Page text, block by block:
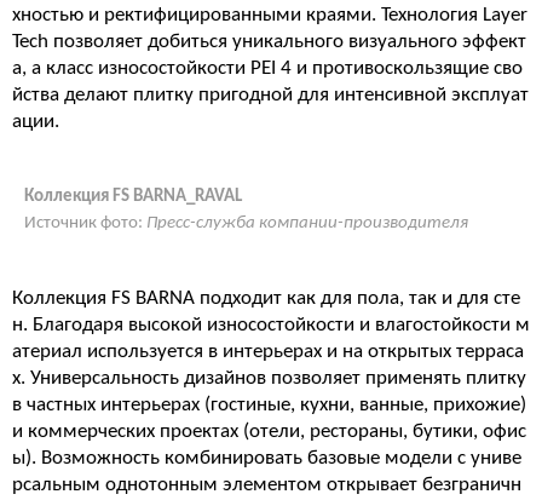
хностью и ректифицированными краями. Технология Layer
Tech позволяет добиться уникального визуального эффект
а, а класс износостойкости PEI 4 и противоскользящие сво
йства делают плитку пригодной для интенсивной эксплуат
ации.
Коллекция FS BARNA_RAVAL
Источник фото: Пресс-служба компании-производителя
Коллекция FS BARNA подходит как для пола, так и для сте
н. Благодаря высокой износостойкости и влагостойкости м
атериал используется в интерьерах и на открытых терраса
х. Универсальность дизайнов позволяет применять плитку
в частных интерьерах (гостиные, кухни, ванные, прихожие)
и коммерческих проектах (отели, рестораны, бутики, офис
ы). Возможность комбинировать базовые модели с униве
рсальным однотонным элементом открывает безграничн